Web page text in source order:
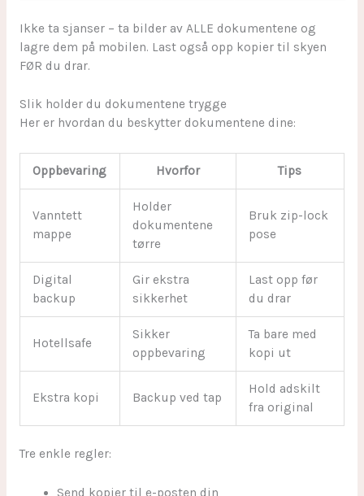
Ikke ta sjanser – ta bilder av ALLE dokumentene og
lagre dem på mobilen. Last også opp kopier til skyen
FØR du drar.
Slik holder du dokumentene trygge
Her er hvordan du beskytter dokumentene dine:
Oppbevaring Hvorfor Tips
Vanntett
mappe
Holder
dokumentene
tørre
Bruk zip-lock
pose
Digital
backup
Gir ekstra
sikkerhet
Last opp før
du drar
Hotellsafe
Sikker
oppbevaring
Ta bare med
kopi ut
Ekstra kopi Backup ved tap
Hold adskilt
fra original
Tre enkle regler:
Send kopier til e-posten din